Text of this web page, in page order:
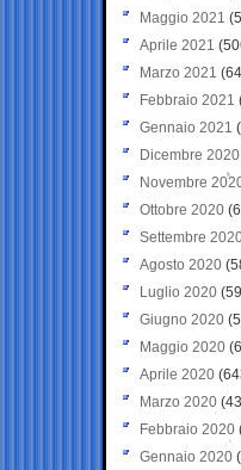
Maggio 2021
Aprile 2021
Marzo 2021
Febbraio 2021
Gennaio 2021
Dicembre 2020
Novembre
Ottobre 2020
Settembre
Agosto 2020
Luglio 2020
Giugno 2020
Maggio 2020
Aprile 2020
Marzo 2020
Febbraio 2020
Gennaio 2020